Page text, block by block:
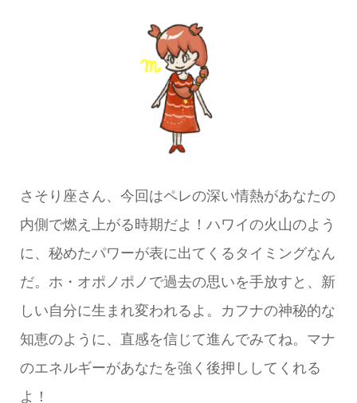
さそり座さん、今回はペレの深い情熱があなたの
内側で燃え上がる時期だよ！ハワイの火山のよう
に、秘めたパワーが表に出てくるタイミングなん
だ。ホ・オポノポノで過去の思いを手放すと、新
しい自分に生まれ変われるよ。カフナの神秘的な
知恵のように、直感を信じて進んでみてね。マナ
のエネルギーがあなたを強く後押ししてくれる
よ！